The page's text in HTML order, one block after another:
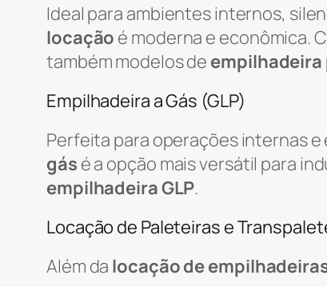
Ideal para ambientes internos,
locação é moderna e econômica.
também modelos de
Empilhadeira a Gás (GLP)
Perfeita para operações internas
gás é a opção mais versátil para
empilhadeira GLP.
Locação de Paleteiras e
Além da locação de